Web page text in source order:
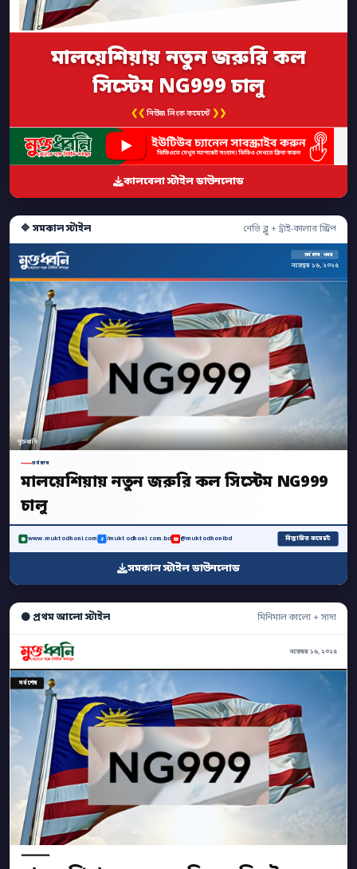
মালয়েশিয়ায় নতুন জরুরি কল
সিস্টেম NG999 চালু
❮❮ নিউজ লিংক কমেন্টে ❯❯
কালবেলা স্টাইল ডাউনলোড
🔷 সমকাল স্টাইল নেভি ব্লু + ট্রাই-কালার স্ট্রিপ
সর্বশেষ খবর
নভেম্বর ১৬, ২০২৫
মুক্তধ্বনি
সর্বশেষ
মালয়েশিয়ায় নতুন জরুরি কল সিস্টেম NG999
চালু
www.muktodhoni.com /muktodhoni.com.bd @muktodhonibd বিস্তারিত কমেন্টে
সমকাল স্টাইল ডাউনলোড
⚫ প্রথম আলো স্টাইল মিনিমাল কালো + সাদা
নভেম্বর ১৬, ২০২৫
সর্বশেষ